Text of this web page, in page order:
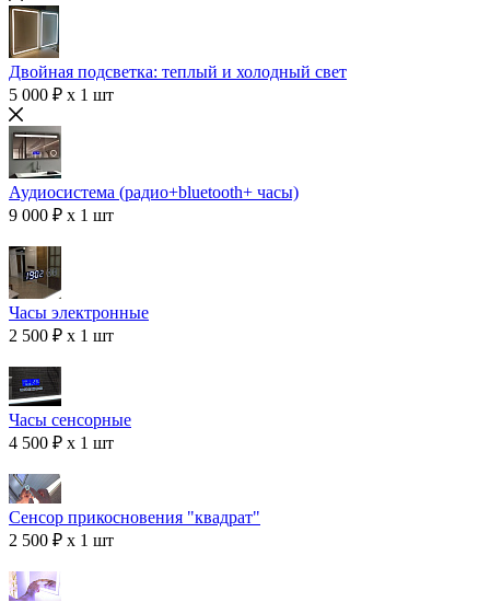
Двойная подсветка: теплый и холодный свет
5 000 ₽ x 1 шт
Аудиосистема (радио+bluetooth+ часы)
9 000 ₽ x 1 шт
Часы электронные
2 500 ₽ x 1 шт
Часы сенсорные
4 500 ₽ x 1 шт
Сенсор прикосновения "квадрат"
2 500 ₽ x 1 шт